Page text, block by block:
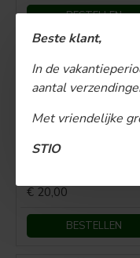
Beste klant,
In de
aantal
Met vriendelijke
STIO
BESTELLEN
€ 20,00
BESTELLEN